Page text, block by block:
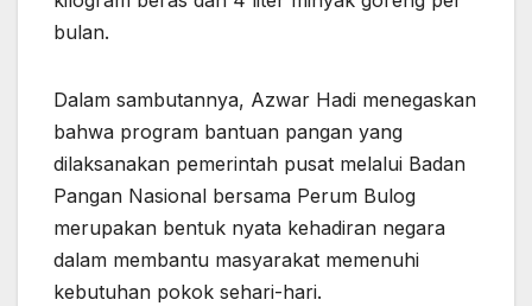
bulan.
Dalam sambutannya, Azwar Hadi menegaskan
bahwa program bantuan pangan yang
dilaksanakan pemerintah pusat melalui Badan
Pangan Nasional bersama Perum Bulog
merupakan bentuk nyata kehadiran negara
dalam membantu masyarakat memenuhi
kebutuhan pokok sehari-hari.